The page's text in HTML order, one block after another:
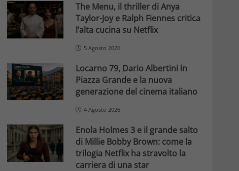
The Menu, il thriller di Anya
Taylor-Joy e Ralph Fiennes critica
l’alta cucina su Netflix
5 Agosto 2026
Locarno 79, Dario Albertini in
Piazza Grande e la nuova
generazione del cinema italiano
4 Agosto 2026
Enola Holmes 3 e il grande salto
di Millie Bobby Brown: come la
trilogia Netflix ha stravolto la
carriera di una star